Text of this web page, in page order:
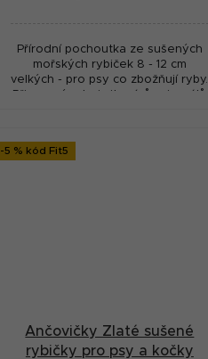
Přírodní pochoutka ze sušených
mořských rybiček 8 - 12 cm
velkých - pro psy co zbožňují ryby.
Přirozený zdroj vitamínů, minerálů
-5 % kód Fit5
Ančovičky Zlaté sušené
rybičky pro psy a kočky